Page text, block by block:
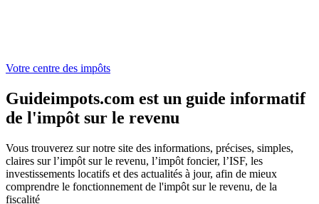
Votre centre des impôts
Guideimpots.com est un guide informatif
de l'impôt sur le revenu
Vous trouverez sur notre site des informations, précises, simples,
claires sur l’impôt sur le revenu, l’impôt foncier, l’ISF, les
investissements locatifs et des actualités à jour, afin de mieux
comprendre le fonctionnement de l'impôt sur le revenu, de la
fiscalité